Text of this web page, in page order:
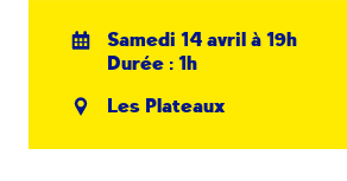
Samedi 14 avril à 19h
Durée : 1h
Les Plateaux